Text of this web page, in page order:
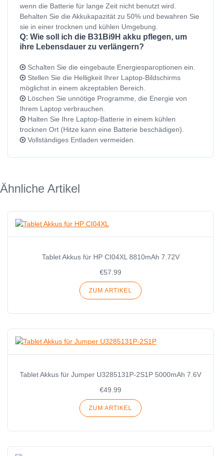
wenn die Batterie für lange Zeit nicht benutzt wird.
Behalten Sie die Akkukapazität zu 50% und bewahren Sie
sie in einer trocknen und kühlen Umgebung.
Q: Wie soll ich die B31Bi9H akku pflegen, um
ihre Lebensdauer zu verlängern?
Schalten Sie die eingebaute Energiesparoptionen ein.
Stellen Sie die Helligkeit Ihrer Laptop-Bildschirms
möglichst in einem akzeptablen Bereich.
Löschen Sie unnötige Programme, die Energie von
Ihrem Laptop verbrauchen.
Halten Sie Ihre Laptop-Batterie in einem kühlen
trocknen Ort (Hitze kann eine Batterie beschädigen).
Vollständiges Entladen vermeiden.
Ähnliche Artikel
Tablet Akkus für HP CI04XL 8810mAh 7.72V
€57.99
ZUM ARTIKEL
Tablet Akkus für Jumper U3285131P-2S1P 5000mAh 7.6V
€49.99
ZUM ARTIKEL